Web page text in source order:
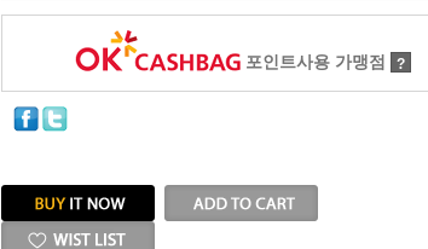
포인트사용 가맹점 ?